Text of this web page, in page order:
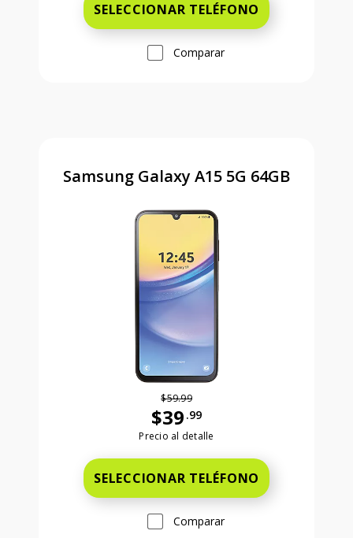
SELECCIONAR TELÉFONO
Comparar
Samsung Galaxy A15 5G 64GB
$59.99
$39 .99
Antes el precio era 59 dollars and
Precio al detalle
SELECCIONAR TELÉFONO
Comparar